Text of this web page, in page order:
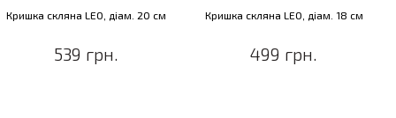
Кришка скляна LEO, діам. 20 см
539 грн.
Кришка скляна LEO, діам. 18 см
499 грн.